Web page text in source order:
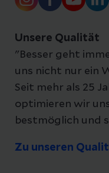
Unsere Qualität
"Besser geht
uns nicht nur ein
Seit mehr als 25
optimieren wir
bestmöglich und
Zu unseren